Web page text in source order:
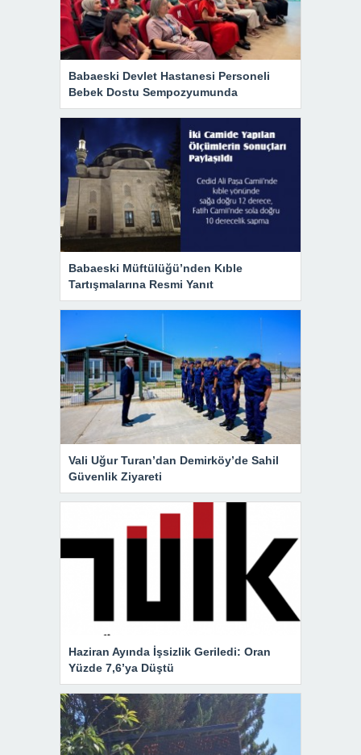
Babaeski Devlet Hastanesi Personeli
Bebek Dostu Sempozyumunda
Babaeski Müftülüğü’nden Kıble
Tartışmalarına Resmi Yanıt
Vali Uğur Turan’dan Demirköy’de Sahil
Güvenlik Ziyareti
Haziran Ayında İşsizlik Geriledi: Oran
Yüzde 7,6’ya Düştü